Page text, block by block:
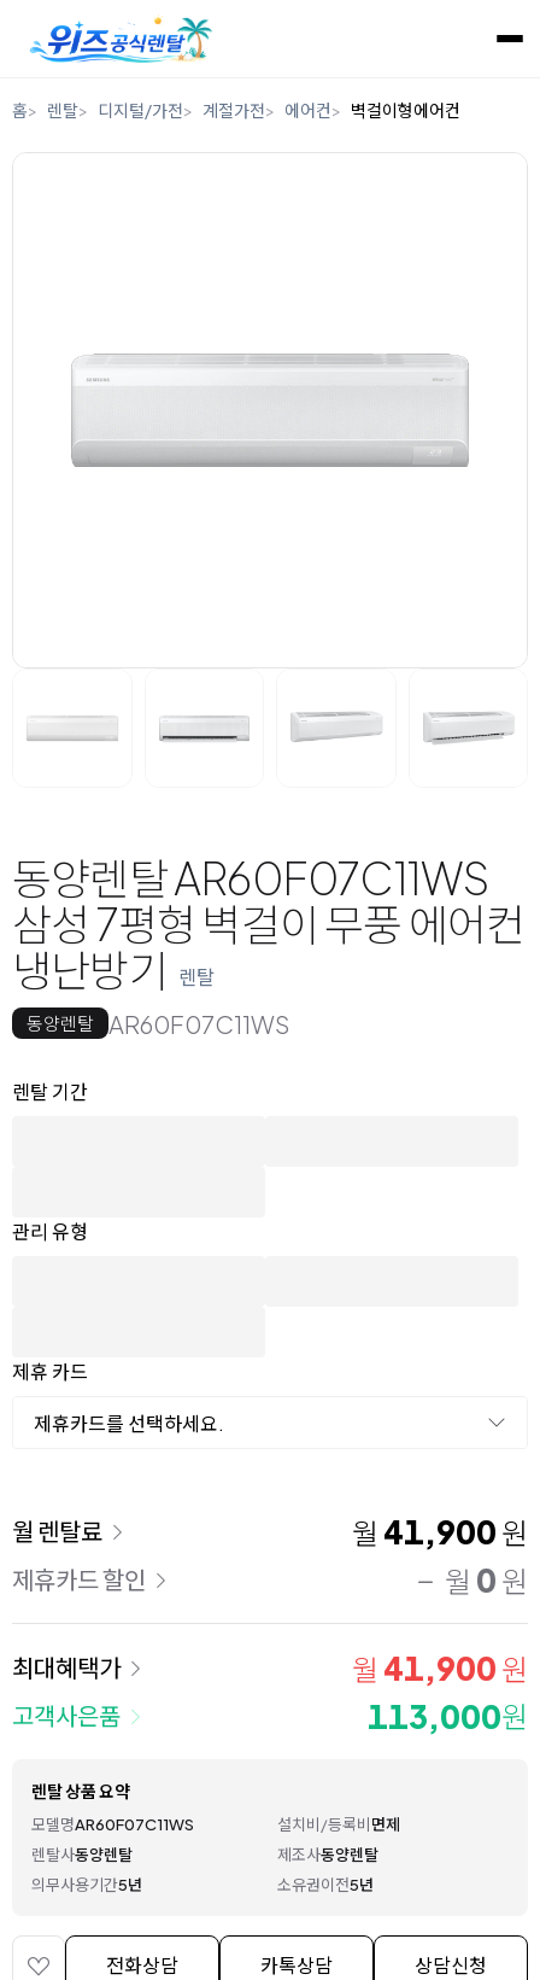
홈 렌탈 디지털/가전 계절가전 에어컨 벽걸이형에어컨
동양렌탈 AR60F07C11WS
삼성 7평형 벽걸이 무풍 에어컨
냉난방기
렌탈
동양렌탈 AR60F07C11WS
옵션 선택
렌탈 선택
렌탈 기간
관리 유형
제휴 카드
제휴카드를 선택하세요.
이용 요금
월 렌탈료 월 41,900 원
제휴카드 할인 월 0 원
최대혜택가 월 41,900 원
고객사은품 113,000원
렌탈 상품 요약
모델명AR60F07C11WS 설치비/등록비면제
렌탈사동양렌탈 제조사동양렌탈
의무사용기간5년 소유권이전5년
전화상담 카톡상담 상담신청